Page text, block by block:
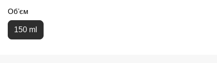
Обʼєм
150 ml